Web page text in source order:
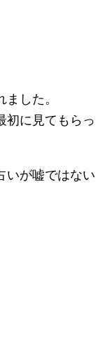
した。
初に見てもらっ
いが嘘ではない